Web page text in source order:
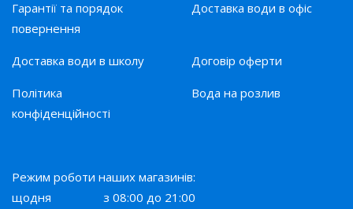
Гарантії та порядок
повернення
Доставка води в офіс
Доставка води в школу Договір оферти
Політика
конфіденційності
Вода на розлив
Режим роботи наших магазинів:
щодня
з 08:00 до 21:00